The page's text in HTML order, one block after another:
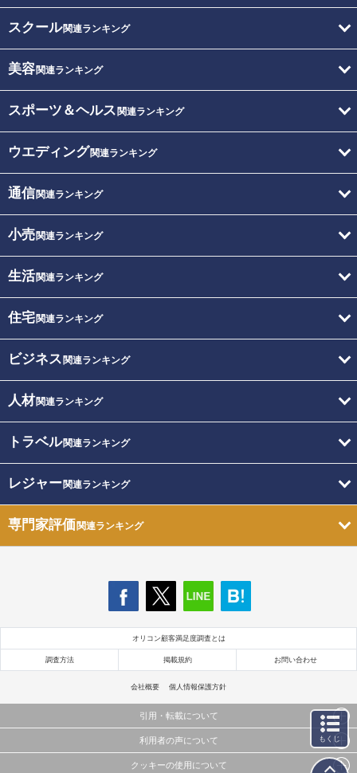
スクール関連ランキング
美容関連ランキング
スポーツ＆ヘルス 関連ランキング
ウエディング関連ランキング
通信関連ランキング
小売関連ランキング
生活関連ランキング
住宅関連ランキング
ビジネス 関連ランキング
人材関連ランキング
トラベル関連ランキング
レジャー関連ランキング
専門家評価関連ランキング
オリコン顧客満足度調査とは
調査方法 掲載規約 お問い合わせ
会社概要 個人情報保護方針
引用・転載について
当サイトで公開されている情報（文字、写真、イラスト、画像データ等）及びこれらの配置・
利用者の声について
当サイトに掲載している内容はすべてサービスの利用者が提出された見解・感想です。
クッキーの使用について
もくじ